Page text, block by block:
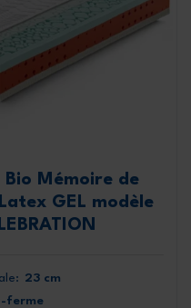
Bio Mémoire de
GEL modèle
23 cm
ferme